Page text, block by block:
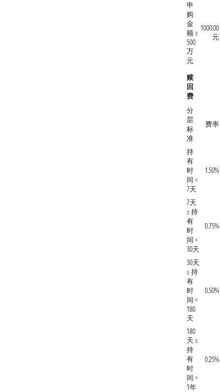
申
购
金
额 ≥
500
万
元
1000.00
元
赎
回
费
分
层
标
准
费率
持
有
时
间 <
7天
1.50%
7天
≤ 持
有
时
间 <
30天
0.75%
30天
≤ 持
有
时
间 <
180
天
0.50%
180
天 ≤
持
有
时
间 <
1年
0.25%